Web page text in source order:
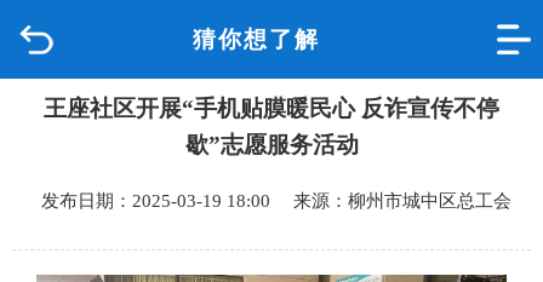
猜你想了解
品质城中
政府信息公开
王座社区开展“手机贴膜暖民心 反诈宣传不停
歇”志愿服务活动
发布日期：2025-03-19 18:00 来源：柳州市城中区总工会